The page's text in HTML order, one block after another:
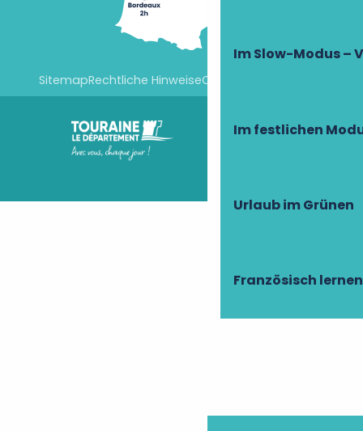
Im Slow-Modus –
Im festlichen
Urlaub im Grünen
Französisch lernen
SitemapRechtliche HinweiseCookie-Einstellungen